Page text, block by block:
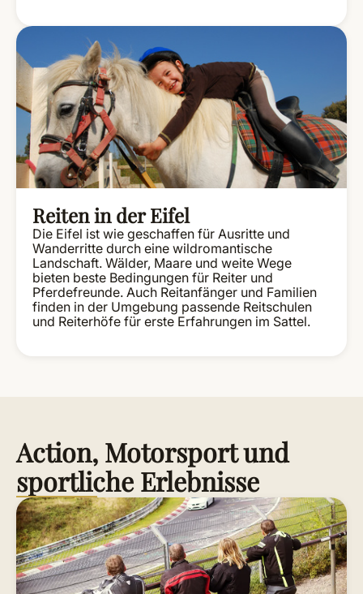
Reiten in der Eifel
Die Eifel ist wie geschaffen für Ausritte und
Wanderritte durch eine wildromantische
Landschaft. Wälder, Maare und weite Wege
bieten beste Bedingungen für Reiter und
Pferdefreunde. Auch Reitanfänger und Familien
finden in der Umgebung passende Reitschulen
und Reiterhöfe für erste Erfahrungen im Sattel.
Action, Motorsport und
sportliche Erlebnisse